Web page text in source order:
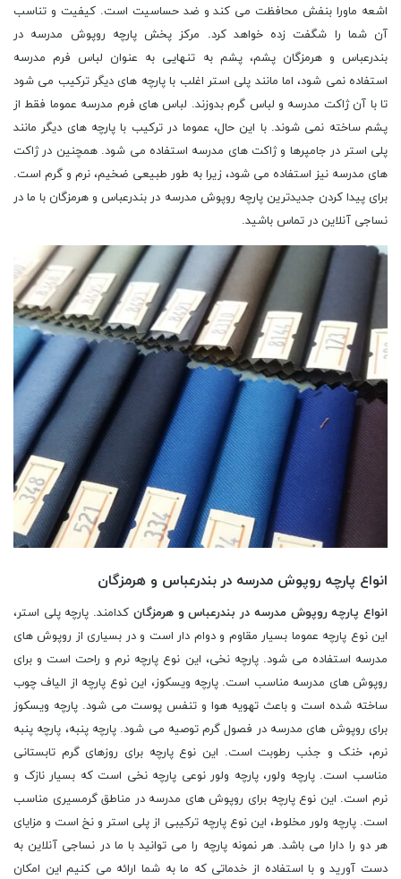
اشعه ماورا بنفش محافظت می کند و ضد حساسیت است. کیفیت و تناسب
آن شما را شگفت زده خواهد کرد. مرکز پخش پارچه روپوش مدرسه در
بندرعباس و هرمزگان پشم، پشم به تنهایی به عنوان لباس فرم مدرسه
استفاده نمی شود، اما مانند پلی استر اغلب با پارچه های دیگر ترکیب می شود
تا با آن ژاکت مدرسه و لباس گرم بدوزند. لباس های فرم مدرسه عموما فقط از
پشم ساخته نمی شوند. با این حال، عموما در ترکیب با پارچه های دیگر مانند
پلی استر در جامپرها و ژاکت های مدرسه استفاده می شود. همچنین در ژاکت
های مدرسه نیز استفاده می شود، زیرا به طور طبیعی ضخیم، نرم و گرم است.
برای پیدا کردن جدیدترین پارچه روپوش مدرسه در بندرعباس و هرمزگان با ما در
نساجی آنلاین در تماس باشید.
انواع پارچه روپوش مدرسه در بندرعباس و هرمزگان
انواع پارچه روپوش مدرسه در بندرعباس و هرمزگان کدامند. پارچه پلی استر،
این نوع پارچه عموما بسیار مقاوم و دوام دار است و در بسیاری از روپوش های
مدرسه استفاده می شود. پارچه نخی، این نوع پارچه نرم و راحت است و برای
روپوش های مدرسه مناسب است. پارچه ویسکوز، این نوع پارچه از الیاف چوب
ساخته شده است و باعث تهویه هوا و تنفس پوست می شود. پارچه ویسکوز
برای روپوش های مدرسه در فصول گرم توصیه می شود. پارچه پنبه، پارچه پنبه
نرم، خنک و جذب رطوبت است. این نوع پارچه برای روزهای گرم تابستانی
مناسب است. پارچه ولور، پارچه ولور نوعی پارچه نخی است که بسیار نازک و
نرم است. این نوع پارچه برای روپوش های مدرسه در مناطق گرمسیری مناسب
است. پارچه ولور مخلوط، این نوع پارچه ترکیبی از پلی استر و نخ است و مزایای
هر دو را دارا می باشد. هر نمونه پارچه را می توانید با ما در نساجی آنلاین به
دست آورید و با استفاده از خدماتی که ما به شما ارائه می کنیم این امکان